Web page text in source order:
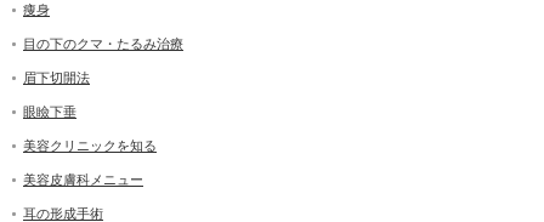
痩身
目の下のクマ・たるみ治療
眉下切開法
眼瞼下垂
美容クリニックを知る
美容皮膚科メニュー
耳の形成手術